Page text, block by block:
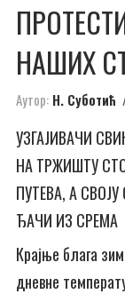
НА­ШИХ
Аутор: Н. Суботић
УЗ­ГА­ЈИ­ВА­ЧИ
НА ТР­ЖИ­ШТУ
ПУ­ТЕ­ВА, А
ЂА­ЧИ ИЗ СРЕ­МА
Крај­ње бла­га
днев­не